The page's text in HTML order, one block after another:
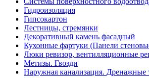
Гидроизоляция
Гипсокартон
Лестницы, стремянки
Декоративный камень фасадный
Кухонные фартуки (Панели
Люки ревизор, вентилляционные
Метизы. Гвозди
Наружная канализация. Дренажные